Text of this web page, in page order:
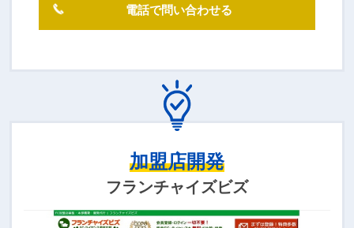
電話で問い合わせる
加盟店開発
フランチャイズビズ